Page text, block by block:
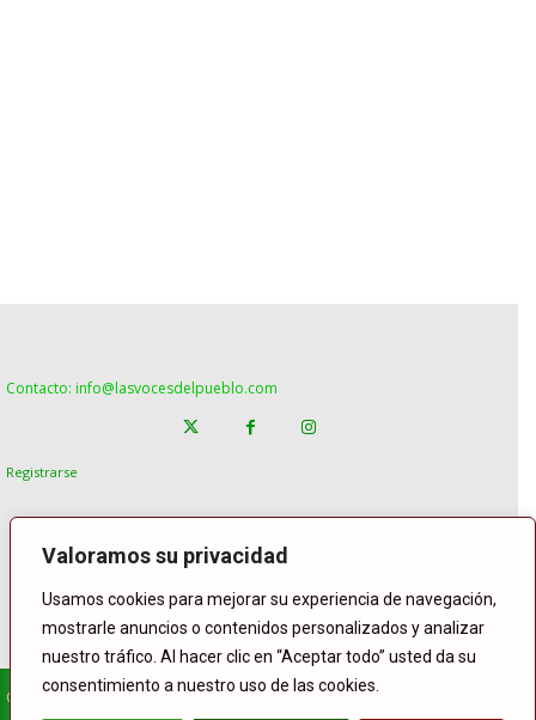
Valoramos su privacidad
Usamos cookies para mejorar su experiencia de navegación,
mostrarle anuncios o contenidos personalizados y analizar
nuestro tráfico. Al hacer clic en “Aceptar todo” usted da su
consentimiento a nuestro uso de las cookies.
Contacto: info@lasvocesdelpueblo.com
Registrarse
© Copyright Lasvocesdelpueblo